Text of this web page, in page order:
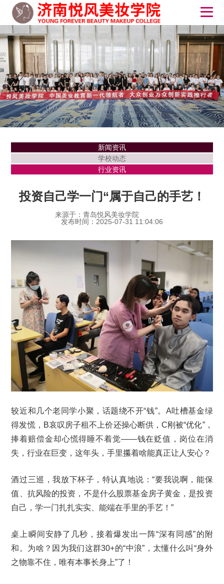
新闻资讯
学校动态
行业资讯
投资自己学一门“属于自己的手艺！
来源于：青岛悦风美妆学院
发布时间：2025-07-31 11:04:06
较近和几个老同学小聚，话题绕不开“钱”。A吐槽基金绿
得发慌，B哀叹房子租不上价还操心断供，C刚被“优化”，
捧着赔偿金却心慌得睡不着觉——钱在贬值，岗位在消
失，行业在巨变，这年头，手里攥着啥能真正让人安心？
酒过三巡，我放下杯子，特认真地说：“要我说啊，能保
值、抗风险的投资，不是什么股票基金房子黄金，是投资
自己，学一门扎扎实实、能端在手里的手艺！”
桌上瞬间安静了几秒，接着爆发出一阵“深有同感”的附
和。为啥？因为我们这群30+的“中浪”，太懂什么叫“身外
之物靠不住，唯有本事长身上”了！